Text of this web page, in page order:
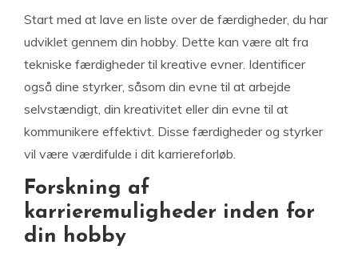
Start med at lave en liste over de færdigheder, du har
udviklet gennem din hobby. Dette kan være alt fra
tekniske færdigheder til kreative evner. Identificer
også dine styrker, såsom din evne til at arbejde
selvstændigt, din kreativitet eller din evne til at
kommunikere effektivt. Disse færdigheder og styrker
vil være værdifulde i dit karriereforløb.
Forskning af
karrieremuligheder inden for
din hobby